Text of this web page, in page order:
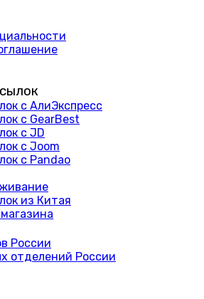
с АлиЭкспресс
с GearBest
с JD
с Joom
с Pandao
из Китая
России
отделений России